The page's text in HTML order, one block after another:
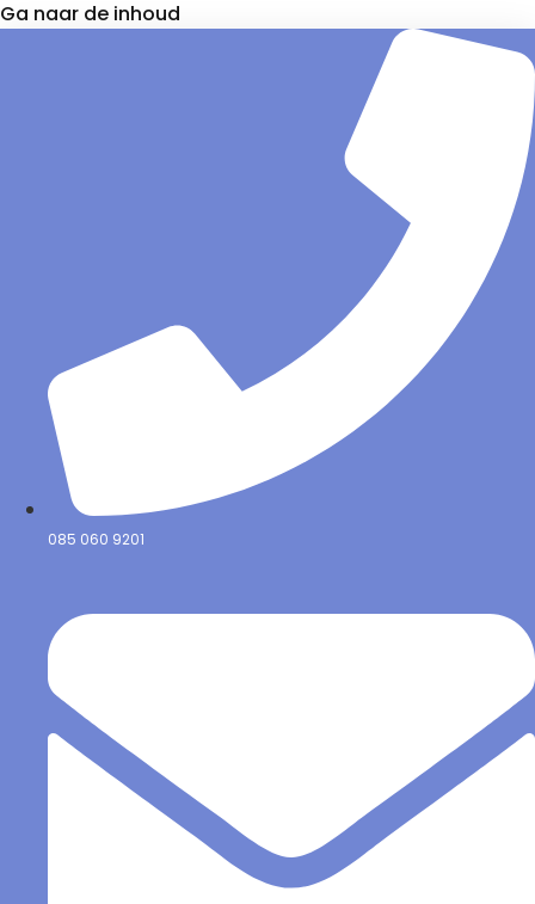
Ga naar de inhoud
085 060 9201